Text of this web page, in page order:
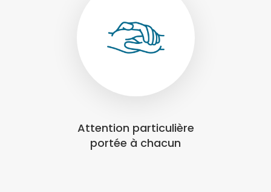
Attention particulière
portée à chacun